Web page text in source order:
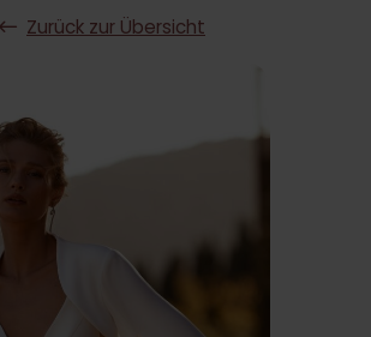
Zurück zur Übersicht